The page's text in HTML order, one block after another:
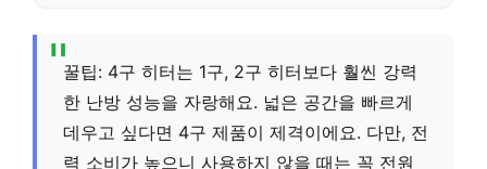
꿀팁: 4구 히터는 1구, 2구 히터보다 훨씬 강력
한 난방 성능을 자랑해요. 넓은 공간을 빠르게
데우고 싶다면 4구 제품이 제격이에요. 다만, 전
력 소비가 높으니 사용하지 않을 때는 꼭 전원